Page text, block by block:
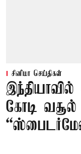
சினிமா செய்திகள்
இந்தியாவில்
கோடி வசூல்